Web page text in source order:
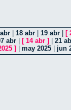
18 abr 19 abr [
abr [ 14 abr ]
21
] may 2025 jun